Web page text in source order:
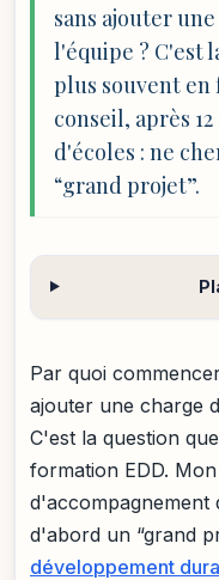
sans ajouter
l'équipe ? C'est
plus souvent en
conseil, après
d'écoles : ne
“grand projet”.
Par quoi
ajouter une charge
C'est la question
formation EDD.
d'accompagnement
d'abord un “grand
développement